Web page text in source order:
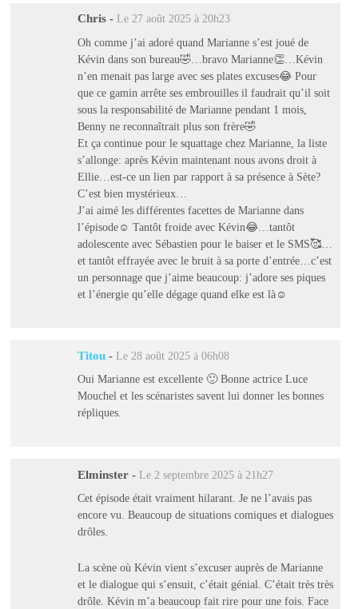
Chris - Le 27 août 2025 à 20h23
Oh comme j’ai adoré quand Marianne s’est joué de
Kévin dans son bureau🤣…bravo Marianne👏…Kévin
n’en menait pas large avec ses plates excuses😂 Pour
que ce gamin arrête ses embrouilles il faudrait qu’il soit
sous la responsabilité de Marianne pendant 1 mois,
Benny ne reconnaîtrait plus son frère🤣
Et ça continue pour le squattage chez Marianne, la liste
s’allonge: après Kévin maintenant nous avons droit à
Ellie…est-ce un lien par rapport à sa présence à Sète?
C’est bien mystérieux…
J’ai aimé les différentes facettes de Marianne dans
l’épisode☺️ Tantôt froide avec Kévin😂…tantôt
adolescente avec Sébastien pour le baiser et le SMS🥰…
et tantôt effrayée avec le bruit à sa porte d’entrée…c’est
un personnage que j’aime beaucoup: j’adore ses piques
et l’énergie qu’elle dégage quand elke est là☺️
Titou - Le 28 août 2025 à 06h08
Oui Marianne est excellente 🙂 Bonne actrice Luce
Mouchel et les scénaristes savent lui donner les bonnes
répliques.
Elminster - Le 2 septembre 2025 à 21h27
Cet épisode était vraiment hilarant. Je ne l’avais pas
encore vu. Beaucoup de situations comiques et dialogues
drôles.
La scène où Kévin vient s’excuser auprès de Marianne
et le dialogue qui s’ensuit, c’était génial. C’était très très
drôle. Kévin m’a beaucoup fait rire pour une fois. Face